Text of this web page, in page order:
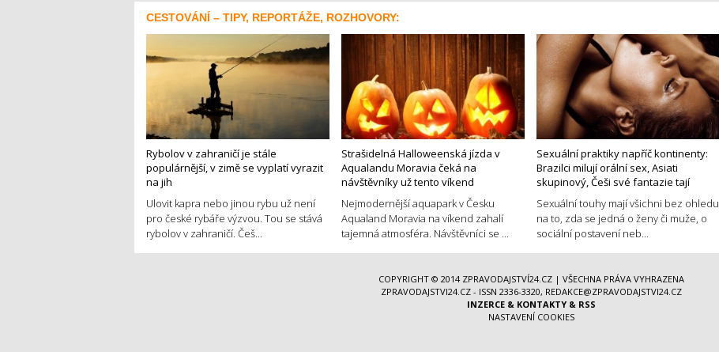
CESTOVÁNÍ – TIPY, REPORTÁŽE, ROZHOVORY:
Rybolov v zahraničí je stále
populárnější, v zimě se vyplatí vyrazit
na jih
Ulovit kapra nebo jinou rybu už není
pro české rybáře výzvou. Tou se stává
rybolov v zahraničí. Češ...
Strašidelná Halloweenská jízda v
Aqualandu Moravia čeká na
návštěvníky už tento víkend
Nejmodernější aquapark v Česku
Aqualand Moravia na víkend zahalí
tajemná atmosféra. Návštěvníci se ...
Sexuální praktiky napříč kontinenty:
Brazilci milují orální sex, Asiati
skupinový, Češi své fantazie tají
Sexuální touhy mají všichni bez ohledu
na to, zda se jedná o ženy či muže, o
sociální postavení neb...
COPYRIGHT © 2014 ZPRAVODAJSTVÍ24.CZ| VŠECHNA PRÁVA VYHRAZENA
ZPRAVODAJSTVI24.CZ - ISSN 2336-3320, REDAKCE@ZPRAVODAJSTVI24.CZ
INZERCE& KONTAKTY& RSS
NASTAVENÍ COOKIES